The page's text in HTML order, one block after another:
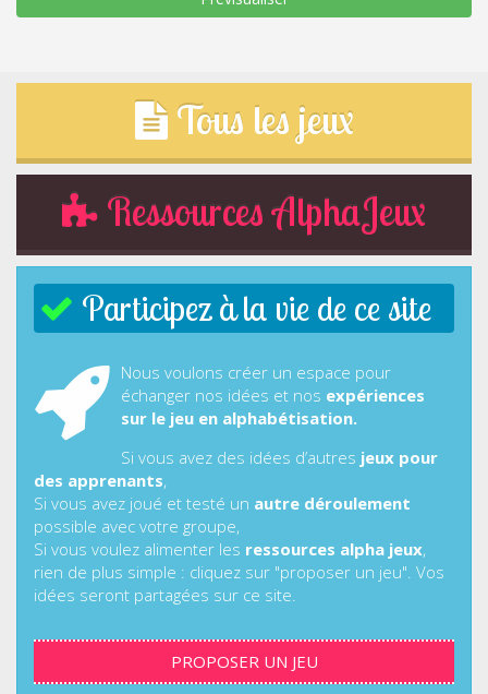
Tous les jeux
Ressources AlphaJeux
Participez à la vie de ce site
Nous voulons créer un espace pour
échanger nos idées et nos expériences
sur le jeu en alphabétisation.
Si vous avez des idées d’autres jeux pour
des apprenants,
Si vous avez joué et testé un autre déroulement
possible avec votre groupe,
Si vous voulez alimenter les ressources alpha jeux,
rien de plus simple : cliquez sur "proposer un jeu". Vos
idées seront partagées sur ce site.
PROPOSER UN JEU